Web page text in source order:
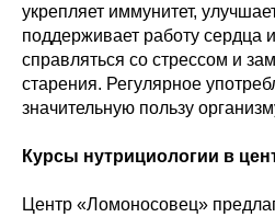
укрепляет иммунитет,
поддерживает работу сердца
справляться со стрессом и
старения. Регулярное
значительную пользу
Курсы нутрициологии в
Центр «Ломоносовец»